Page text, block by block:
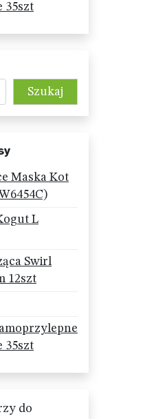
35szt
Szukaj
Maska Kot
L
Swirl
12szt
35szt
do